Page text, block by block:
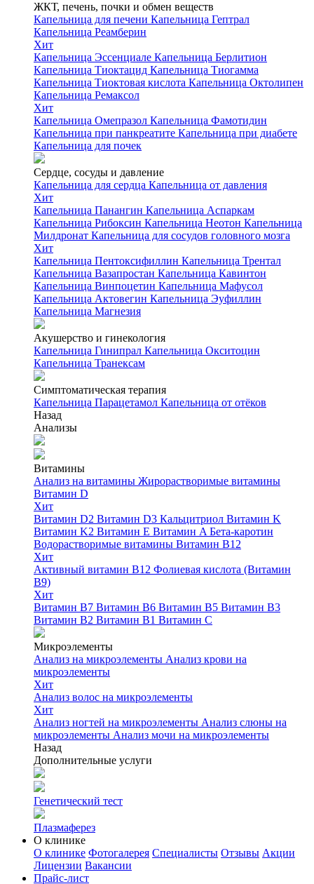
ЖКТ, печень, почки и обмен веществ
Капельница для печени Капельница Гептрал
Капельница Реамберин
Хит
Капельница Эссенциале Капельница Берлитион
Капельница Тиоктацид Капельница Тиогамма
Капельница Тиоктовая кислота Капельница Октолипен
Капельница Ремаксол
Хит
Капельница Омепразол Капельница Фамотидин
Капельница при панкреатите Капельница при диабете
Капельница для почек
Сердце, сосуды и давление
Капельница для сердца Капельница от давления
Хит
Капельница Панангин Капельница Аспаркам
Капельница Рибоксин Капельница Неотон Капельница
Милдронат Капельница для сосудов головного мозга
Хит
Капельница Пентоксифиллин Капельница Трентал
Капельница Вазапростан Капельница Кавинтон
Капельница Винпоцетин Капельница Мафусол
Капельница Актовегин Капельница Эуфиллин
Капельница Магнезия
Акушерство и гинекология
Капельница Гинипрал Капельница Окситоцин
Капельница Транексам
Симптоматическая терапия
Капельница Парацетамол Капельница от отёков
Назад
Анализы
Витамины
Анализ на витамины Жирорастворимые витамины
Витамин D
Хит
Витамин D2 Витамин D3 Кальцитриол Витамин K
Витамин K2 Витамин E Витамин A Бета-каротин
Водорастворимые витамины Витамин B12
Хит
Активный витамин B12 Фолиевая кислота (Витамин
B9)
Хит
Витамин B7 Витамин B6 Витамин B5 Витамин B3
Витамин B2 Витамин B1 Витамин C
Микроэлементы
Анализ на микроэлементы Анализ крови на
микроэлементы
Хит
Анализ волос на микроэлементы
Хит
Анализ ногтей на микроэлементы Анализ слюны на
микроэлементы Анализ мочи на микроэлементы
Назад
Дополнительные услуги
Генетический тест
Плазмаферез
О клинике
О клинике Фотогалерея Специалисты Отзывы Акции
Лицензии Вакансии
Прайс-лист